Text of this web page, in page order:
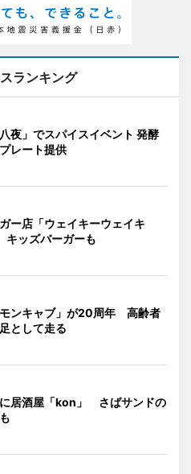
ランキング
夜」でスパイスイベント 発酵
レート提供
ー店「ウェイキーウェイキ
ッズバーガーも
ンキャブ」が20周年 高齢者
として走る
居酒屋「kon」 さばサンドの